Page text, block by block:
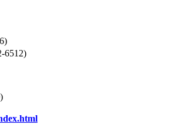
6512)